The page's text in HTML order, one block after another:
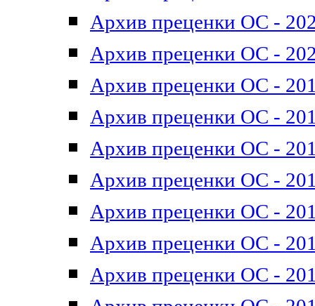
Архив преценки ОС -
Архив преценки ОС -
Архив преценки ОС -
Архив преценки ОС -
Архив преценки ОС -
Архив преценки ОС -
Архив преценки ОС -
Архив преценки ОС -
Архив преценки ОС -